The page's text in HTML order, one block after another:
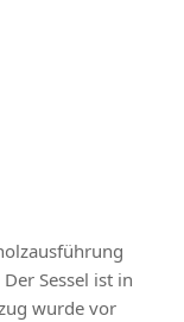
Sessel ist in
wurde vor